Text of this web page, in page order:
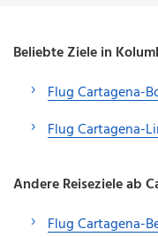
Beliebte Ziele in
Flug Cartagena-
Flug Cartagena-
Andere Reiseziele ab
Flug Cartagena-